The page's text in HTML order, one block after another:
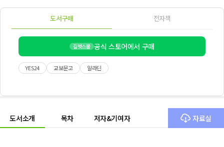
도서구매 전자책
길벗스쿨 공식 스토어에서 구매
YES24 교보문고 알라딘
도서소개 목차 저자&기여자 자료실